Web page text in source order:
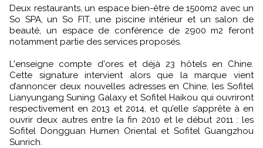
Deux restaurants, un espace bien-être de 1500m2 avec un
So SPA, un So FIT, une piscine intérieur et un salon de
beauté, un espace de conférence de 2900 m2 feront
notamment partie des services proposés.
L'enseigne compte d'ores et déjà 23 hôtels en Chine.
Cette signature intervient alors que la marque vient
d’annoncer deux nouvelles adresses en Chine, les Sofitel
Lianyungang Suning Galaxy et Sofitel Haikou qui ouvriront
respectivement en 2013 et 2014, et qu’elle s’apprête à en
ouvrir deux autres entre la fin 2010 et le début 2011 : les
Sofitel Dongguan Humen Oriental et Sofitel Guangzhou
Sunrich.